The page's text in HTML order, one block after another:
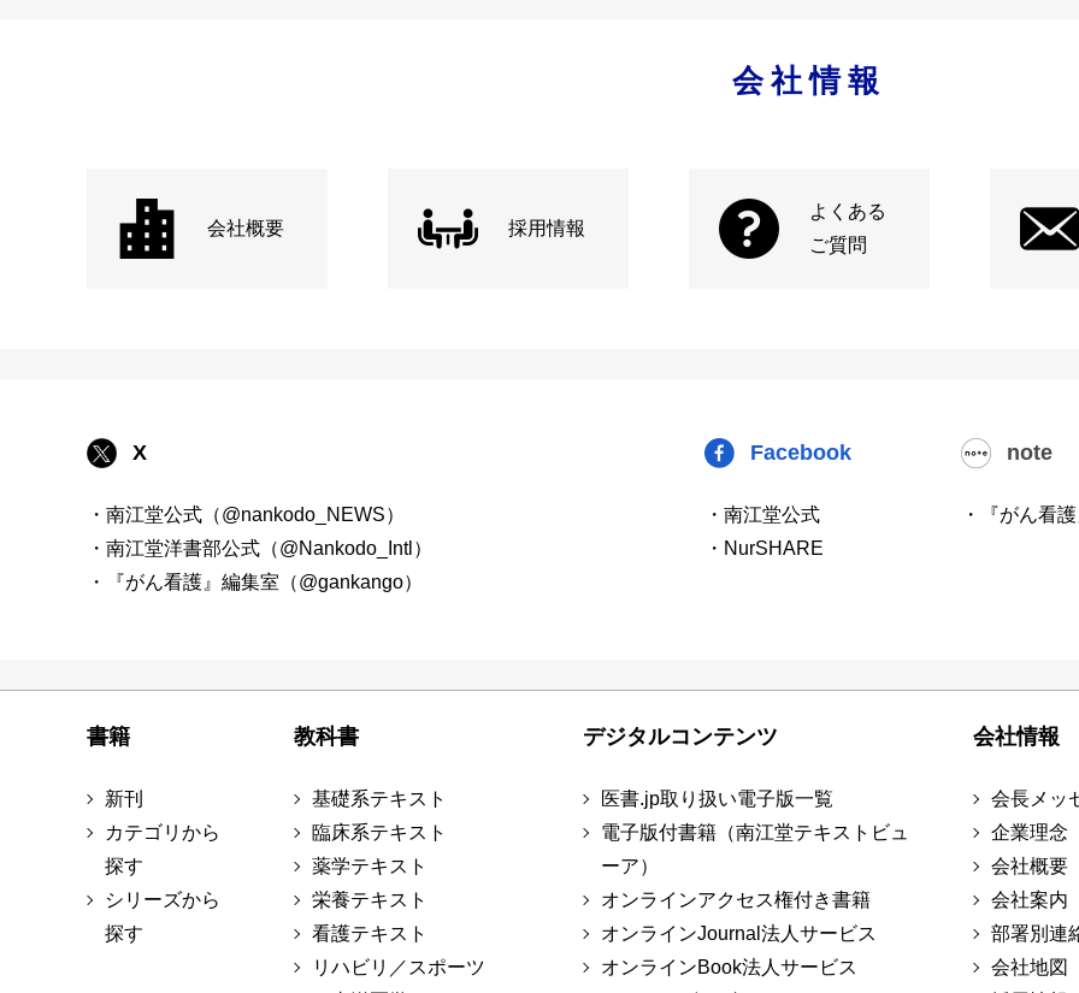
会社情報
会社概要 採用情報
よくある
ご質問
X
・南江堂公式（@nankodo_NEWS）
・南江堂洋書部公式（@Nankodo_Intl）
・『がん看護』編集室（@gankango）
Facebook
・南江堂公式
・NurSHARE
note
・『がん看
書籍
新刊
カテゴリから
探す
シリーズから
探す
教科書
基礎系テキスト
臨床系テキスト
薬学テキスト
栄養テキスト
看護テキスト
リハビリ／スポーツ
デジタルコンテンツ
医書.jp取り扱い電子版一覧
電子版付書籍（南江堂テキストビュ
ーア）
オンラインアクセス権付き書籍
オンラインJournal法人サービス
オンラインBook法人サービス
会社情報
会長メッ
企業理念
会社概要
会社案内
部署別連
会社地図